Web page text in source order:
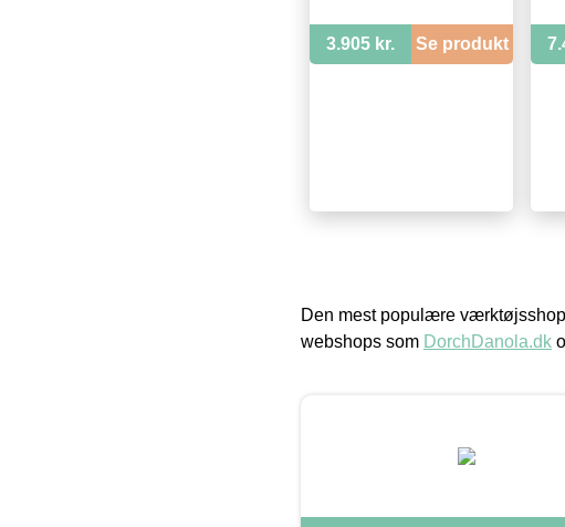
3.905 kr. Se produkt
Den mest populære
webshops som DorchDanola.dk